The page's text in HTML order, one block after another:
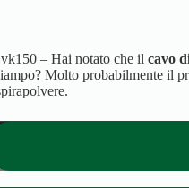
– Hai notato che il cavo
Molto probabilmente il